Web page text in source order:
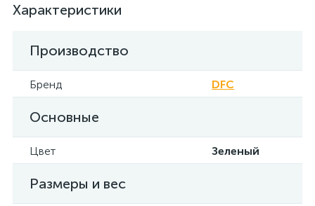
Характеристики
Производство
Бренд DFC
Основные
Цвет Зеленый
Размеры и вес